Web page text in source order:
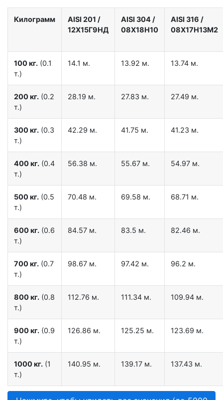
Килограмм AISI 201 /
12X15Г9НД
AISI 304 /
08Х18Н10
AISI 316 /
08Х17Н13М2
100 кг. (0.1
т.)
14.1 м. 13.92 м. 13.74 м.
200 кг. (0.2
т.)
28.19 м. 27.83 м. 27.49 м.
300 кг. (0.3
т.)
42.29 м. 41.75 м. 41.23 м.
400 кг. (0.4
т.)
56.38 м. 55.67 м. 54.97 м.
500 кг. (0.5
т.)
70.48 м. 69.58 м. 68.71 м.
600 кг. (0.6
т.)
84.57 м. 83.5 м. 82.46 м.
700 кг. (0.7
т.)
98.67 м. 97.42 м. 96.2 м.
800 кг. (0.8
т.)
112.76 м. 111.34 м. 109.94 м.
900 кг. (0.9
т.)
126.86 м. 125.25 м. 123.69 м.
1000 кг. (1
т.)
140.95 м. 139.17 м. 137.43 м.